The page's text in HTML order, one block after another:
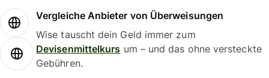
Vergleiche Anbieter von Überweisungen
Wise tauscht dein Geld immer zum
Devisenmittelkurs um – und das ohne versteckte
Gebühren.